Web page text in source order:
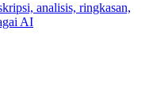
analisis, ringkasan,
AI